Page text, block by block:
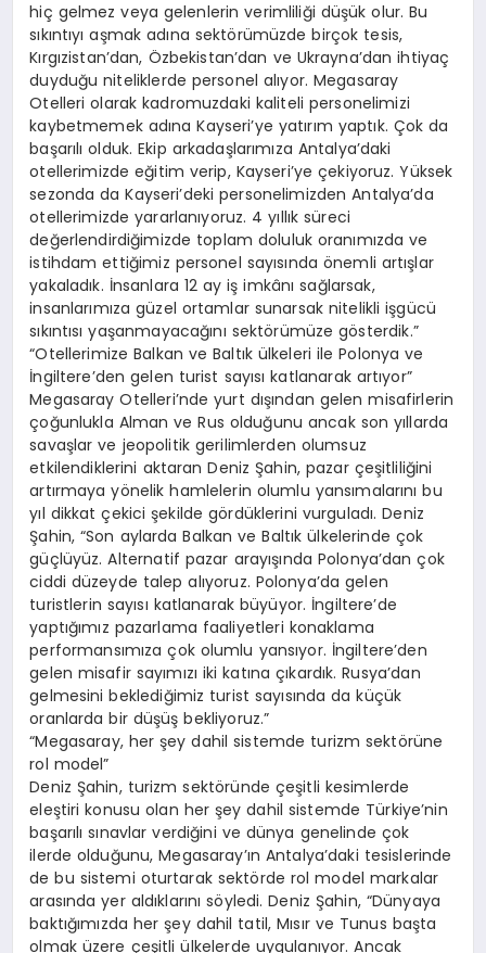
hiç gelmez veya gelenlerin verimliliği düşük olur. Bu
sıkıntıyı aşmak adına sektörümüzde birçok tesis,
Kırgızistan’dan, Özbekistan’dan ve Ukrayna’dan ihtiyaç
duyduğu niteliklerde personel alıyor. Megasaray
Otelleri olarak kadromuzdaki kaliteli personelimizi
kaybetmemek adına Kayseri’ye yatırım yaptık. Çok da
başarılı olduk. Ekip arkadaşlarımıza Antalya’daki
otellerimizde eğitim verip, Kayseri’ye çekiyoruz. Yüksek
sezonda da Kayseri’deki personelimizden Antalya’da
otellerimizde yararlanıyoruz. 4 yıllık süreci
değerlendirdiğimizde toplam doluluk oranımızda ve
istihdam ettiğimiz personel sayısında önemli artışlar
yakaladık. İnsanlara 12 ay iş imkânı sağlarsak,
insanlarımıza güzel ortamlar sunarsak nitelikli işgücü
sıkıntısı yaşanmayacağını sektörümüze gösterdik.”
“Otellerimize Balkan ve Baltık ülkeleri ile Polonya ve
İngiltere’den gelen turist sayısı katlanarak artıyor”
Megasaray Otelleri’nde yurt dışından gelen misafirlerin
çoğunlukla Alman ve Rus olduğunu ancak son yıllarda
savaşlar ve jeopolitik gerilimlerden olumsuz
etkilendiklerini aktaran Deniz Şahin, pazar çeşitliliğini
artırmaya yönelik hamlelerin olumlu yansımalarını bu
yıl dikkat çekici şekilde gördüklerini vurguladı. Deniz
Şahin, “Son aylarda Balkan ve Baltık ülkelerinde çok
güçlüyüz. Alternatif pazar arayışında Polonya’dan çok
ciddi düzeyde talep alıyoruz. Polonya’da gelen
turistlerin sayısı katlanarak büyüyor. İngiltere’de
yaptığımız pazarlama faaliyetleri konaklama
performansımıza çok olumlu yansıyor. İngiltere’den
gelen misafir sayımızı iki katına çıkardık. Rusya’dan
gelmesini beklediğimiz turist sayısında da küçük
oranlarda bir düşüş bekliyoruz.”
“Megasaray, her şey dahil sistemde turizm sektörüne
rol model”
Deniz Şahin, turizm sektöründe çeşitli kesimlerde
eleştiri konusu olan her şey dahil sistemde Türkiye’nin
başarılı sınavlar verdiğini ve dünya genelinde çok
ilerde olduğunu, Megasaray’ın Antalya’daki tesislerinde
de bu sistemi oturtarak sektörde rol model markalar
arasında yer aldıklarını söyledi. Deniz Şahin, “Dünyaya
baktığımızda her şey dahil tatil, Mısır ve Tunus başta
olmak üzere çeşitli ülkelerde uygulanıyor. Ancak